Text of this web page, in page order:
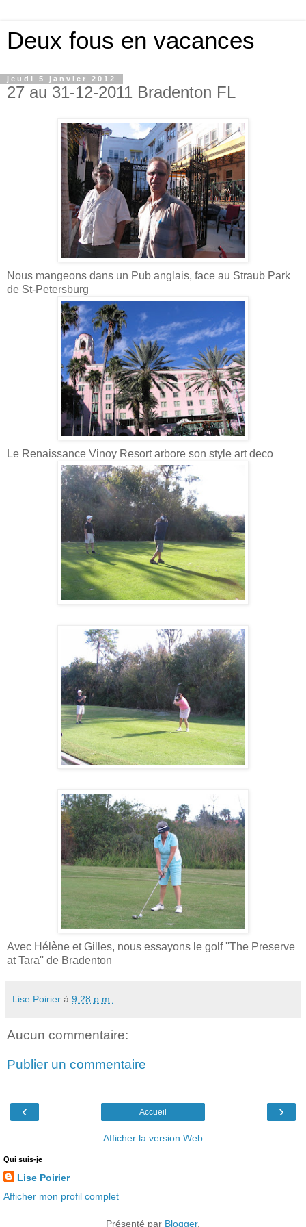
Deux fous en vacances
jeudi 5 janvier 2012
27 au 31-12-2011 Bradenton FL
Nous mangeons dans un Pub anglais, face au Straub Park
de St-Petersburg
Le Renaissance Vinoy Resort arbore son style art deco
Avec Hélène et Gilles, nous essayons le golf ''The Preserve
at Tara'' de Bradenton
Lise Poirier à 9:28 p.m.
Aucun commentaire:
Publier un commentaire
‹ ›
Accueil
Afficher la version Web
Qui suis-je
Lise Poirier
Afficher mon profil complet
Présenté par Blogger.